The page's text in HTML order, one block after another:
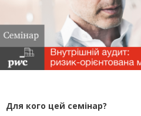
Для кого цей семінар?